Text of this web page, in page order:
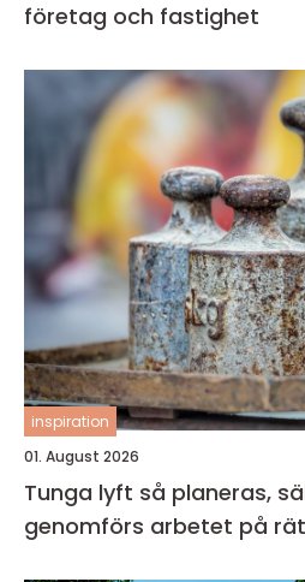
företag och fastighet
inspiration
01. August 2026
Tunga lyft så planeras, säkras och
genomförs arbetet på